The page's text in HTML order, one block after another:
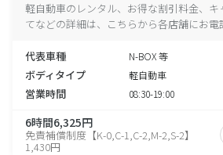
軽自動車のレンタル、お得な割引料金、
てなどの詳細は、こちらから各店舗にお電
代表車種 N-BOX 等
ボディタイプ 軽自動車
営業時間 08:30-19:00
6時間6,325円
免責補償制度【K-0,C-1,C-2,M-2,S-2】
1,430円